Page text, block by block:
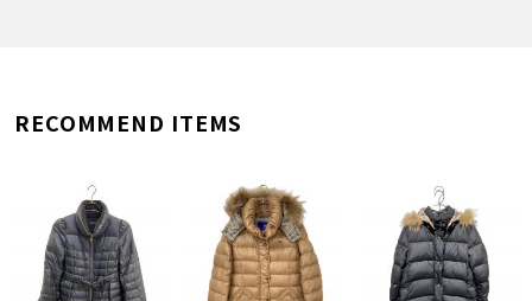
RECOMMEND ITEMS